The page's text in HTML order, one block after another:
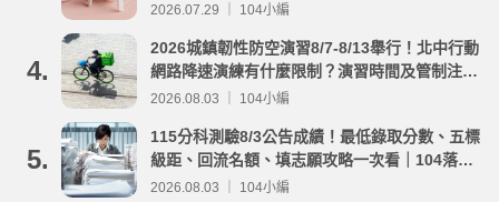
2026.07.29 ｜ 104小編
4.
2026城鎮韌性防空演習8/7-8/13舉行！北中行動
網路降速演練有什麼限制？演習時間及管制注意
事項整理
2026.08.03 ｜ 104小編
5.
115分科測驗8/3公告成績！最低錄取分數、五標
級距、回流名額、填志願攻略一次看｜104落點
分析
2026.08.03 ｜ 104小編